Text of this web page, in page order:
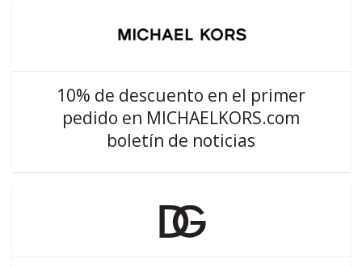
10% de descuento en el primer
pedido en MICHAELKORS.com
boletín de noticias